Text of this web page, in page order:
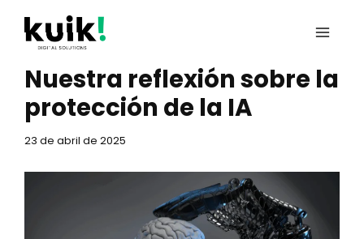
contenido
Nuestra reflexión sobre la
protección de la IA
23 de abril de 2025